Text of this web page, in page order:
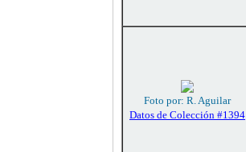
Foto por: R. Aguilar
Datos de Colección #1394